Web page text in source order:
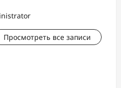
Просмотреть все записи